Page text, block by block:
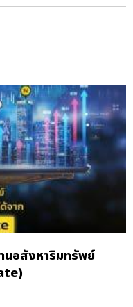
นอสังหาริมทรัพย์